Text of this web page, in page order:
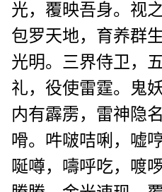
光，覆映吾身。视
包罗天地，育养群
光明。三界侍卫，
礼，役使雷霆。鬼
内有霹雳，雷神隐
嗗。吽啵咭唎，嘘
唌噂，嚋呼吃，喥